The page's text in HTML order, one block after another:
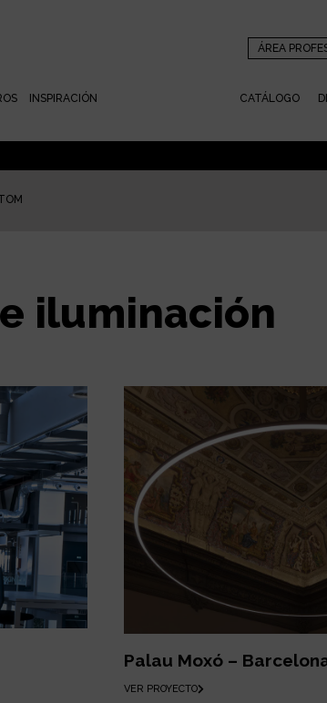
ÁREA
INSPIRACIÓN CATÁLOGO
iluminación
Palau Moxó –
VER PROYECTO